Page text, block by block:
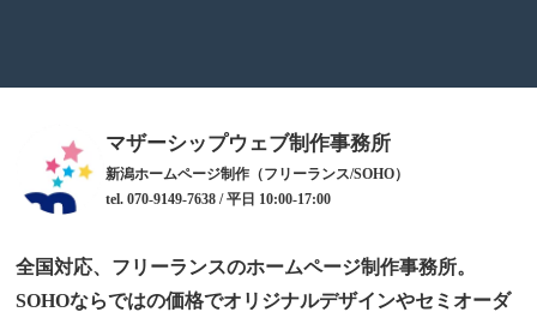
マザーシップウェブ制作事務所
新潟ホームページ制作（フリーランス/SOHO）
tel. 070-9149-7638 / 平日 10:00-17:00
全国対応、フリーランスのホームページ制作事務所。
SOHOならではの価格でオリジナルデザインやセミオーダ